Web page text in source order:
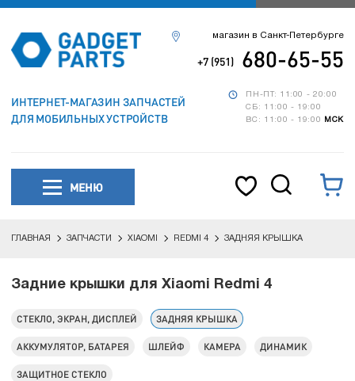
ИНТЕРНЕТ-МАГАЗИН ЗАПЧАСТЕЙ
ДЛЯ МОБИЛЬНЫХ УСТРОЙСТВ
ПН-ПТ: 11:00 - 20:00
СБ: 11:00 - 19:00
ВС: 11:00 - 19:00
МСК
магазин в Санкт-Петербурге
+7 (951) 680-65-55
МЕНЮ
ГЛАВНАЯ ЗАПЧАСТИ XIAOMI REDMI 4 ЗАДНЯЯ КРЫШКА
Задние крышки для Xiaomi Redmi 4
СТЕКЛО, ЭКРАН, ДИСПЛЕЙ ЗАДНЯЯ КРЫШКА
АККУМУЛЯТОР, БАТАРЕЯ ШЛЕЙФ КАМЕРА ДИНАМИК
ЗАЩИТНОЕ СТЕКЛО